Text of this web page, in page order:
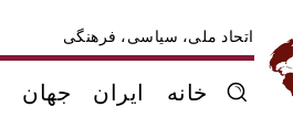
اتحاد ملی، سیاسی، فرهنگی
خانه ایران جهان